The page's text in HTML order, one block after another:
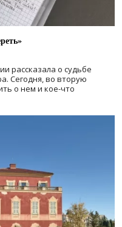
рассказала о судьбе
Сегодня, во вторую
о нем и кое-что